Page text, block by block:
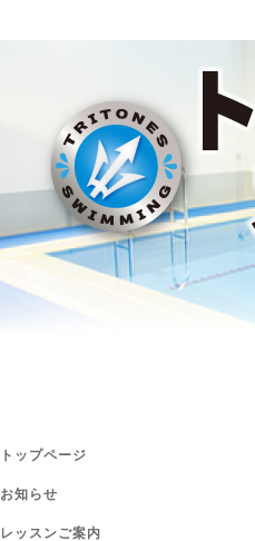
トップページ
お知らせ
レッスンご案内